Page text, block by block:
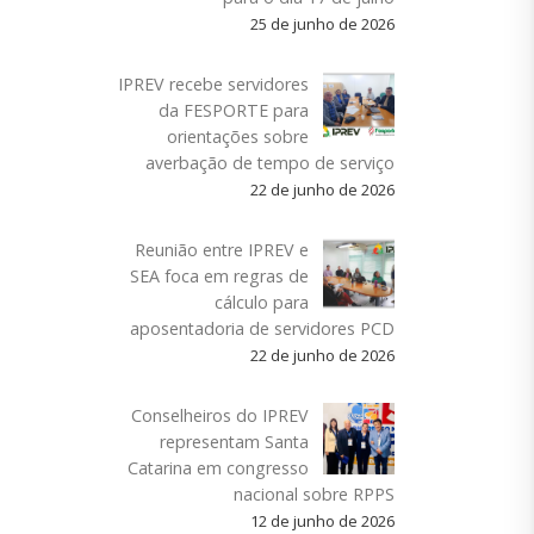
25 de junho de 2026
IPREV recebe servidores
da FESPORTE para
orientações sobre
averbação de tempo de serviço
22 de junho de 2026
Reunião entre IPREV e
SEA foca em regras de
cálculo para
aposentadoria de servidores PCD
22 de junho de 2026
Conselheiros do IPREV
representam Santa
Catarina em congresso
nacional sobre RPPS
12 de junho de 2026